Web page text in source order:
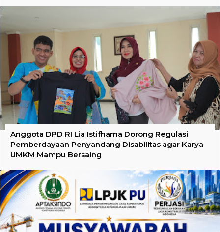
Anggota DPD RI Lia Istifhama Dorong Regulasi
Pemberdayaan Penyandang Disabilitas agar Karya
UMKM Mampu Bersaing